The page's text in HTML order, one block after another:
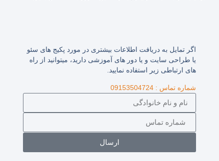
اگر تمایل به دریافت اطلاعات بیشتری در مورد پکیج های سئو
یا طراحی سایت و یا دور های آموزشی دارید، میتوانید از راه
های ارتباطی زیر استفاده نمایید.
شماره تماس : 09153504724
ارسال